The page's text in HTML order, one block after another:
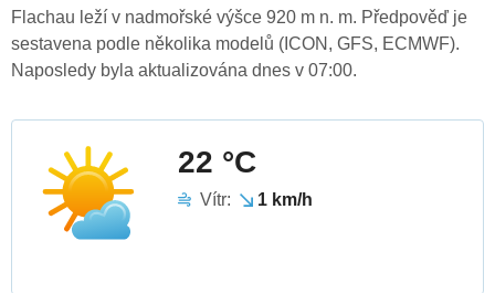
Flachau leží v nadmořské výšce 920 m n. m. Předpověď je
sestavena podle několika modelů (ICON, GFS, ECMWF).
Naposledy byla aktualizována dnes v 07:00.
22 °C
Vítr: 1 km/h